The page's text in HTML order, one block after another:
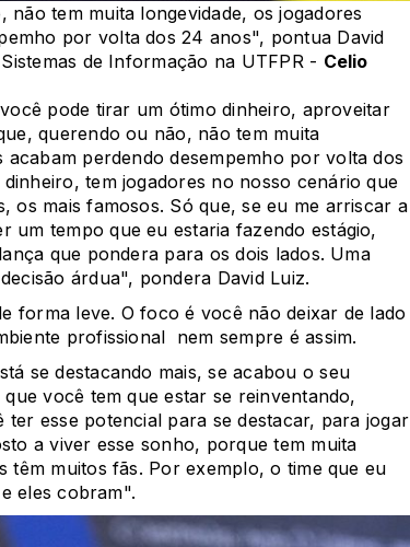
tem muita longevidade, os jogadores
por volta dos 24 anos", pontua David
de Informação na UTFPR - Celio
pode tirar um ótimo dinheiro, aproveitar
querendo ou não, não tem muita
perdendo desempemho por volta dos
tem jogadores no nosso cenário que
os mais famosos. Só que, se eu me arriscar a
um tempo que eu estaria fazendo estágio,
que pondera para os dois lados. Uma
árdua", pondera David Luiz.
forma leve. O foco é você não deixar de lado
profissional nem sempre é assim.
se destacando mais, se acabou o seu
você tem que estar se reinventando,
esse potencial para se destacar, para jogar
a viver esse sonho, porque tem muita
têm muitos fãs. Por exemplo, o time que eu
eles cobram".